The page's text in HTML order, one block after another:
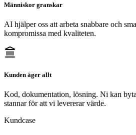
Människor granskar
AI hjälper oss att arbeta snabbare och
kompromissa med kvaliteten.
Kunden äger allt
Kod, dokumentation, lösning. Ni kan
stannar för att vi levererar värde.
Kundcase